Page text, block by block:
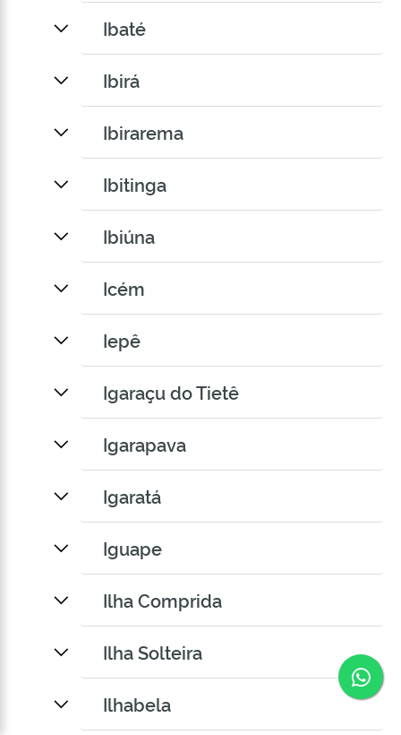
Ibaté
Ibirá
Ibirarema
Ibitinga
Ibiúna
Icém
Iepê
Igaraçu do Tietê
Igarapava
Igaratá
Iguape
Ilha Comprida
Ilha Solteira
Ilhabela